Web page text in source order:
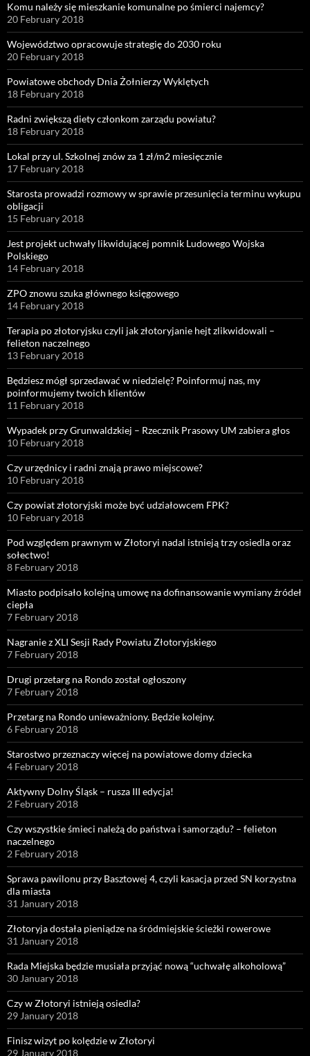
Komu należy się mieszkanie komunalne po śmierci najemcy?
20 February 2018
Województwo opracowuje strategię do 2030 roku
20 February 2018
Powiatowe obchody Dnia Żołnierzy Wyklętych
18 February 2018
Radni zwiększą diety członkom zarządu powiatu?
18 February 2018
Lokal przy ul. Szkolnej znów za 1 zł/m2 miesięcznie
17 February 2018
Starosta prowadzi rozmowy w sprawie przesunięcia terminu wykupu
obligacji
15 February 2018
Jest projekt uchwały likwidującej pomnik Ludowego Wojska
Polskiego
14 February 2018
ZPO znowu szuka głównego księgowego
14 February 2018
Terapia po złotoryjsku czyli jak złotoryjanie hejt zlikwidowali –
felieton naczelnego
13 February 2018
Będziesz mógł sprzedawać w niedzielę? Poinformuj nas, my
poinformujemy twoich klientów
11 February 2018
Wypadek przy Grunwaldzkiej – Rzecznik Prasowy UM zabiera głos
10 February 2018
Czy urzędnicy i radni znają prawo miejscowe?
10 February 2018
Czy powiat złotoryjski może być udziałowcem FPK?
10 February 2018
Pod względem prawnym w Złotoryi nadal istnieją trzy osiedla oraz
sołectwo!
8 February 2018
Miasto podpisało kolejną umowę na dofinansowanie wymiany źródeł
ciepła
7 February 2018
Nagranie z XLI Sesji Rady Powiatu Złotoryjskiego
7 February 2018
Drugi przetarg na Rondo został ogłoszony
7 February 2018
Przetarg na Rondo unieważniony. Będzie kolejny.
6 February 2018
Starostwo przeznaczy więcej na powiatowe domy dziecka
4 February 2018
Aktywny Dolny Śląsk – rusza III edycja!
2 February 2018
Czy wszystkie śmieci należą do państwa i samorządu? – felieton
naczelnego
2 February 2018
Sprawa pawilonu przy Basztowej 4, czyli kasacja przed SN korzystna
dla miasta
31 January 2018
Złotoryja dostała pieniądze na śródmiejskie ścieżki rowerowe
31 January 2018
Rada Miejska będzie musiała przyjąć nową “uchwałę alkoholową”
30 January 2018
Czy w Złotoryi istnieją osiedla?
29 January 2018
Finisz wizyt po kolędzie w Złotoryi
29 January 2018